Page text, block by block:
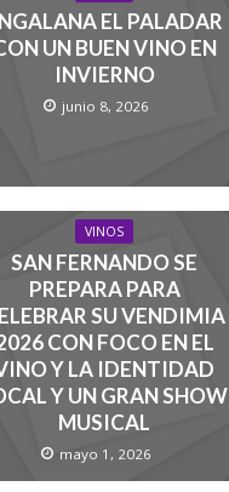
EL PALADAR
UN BUEN VINO EN
INVIERNO
junio 8, 2026
VINOS
SAN FERNANDO SE
PREPARA PARA
SU VENDIMIA
CON FOCO EN EL
Y LA IDENTIDAD
Y UN GRAN SHOW
MUSICAL
mayo 1, 2026